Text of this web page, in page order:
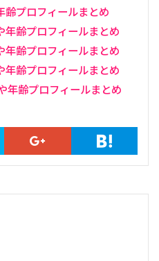
齢プロフィールまとめ
年齢プロフィールまとめ
年齢プロフィールまとめ
年齢プロフィールまとめ
年齢プロフィールまとめ